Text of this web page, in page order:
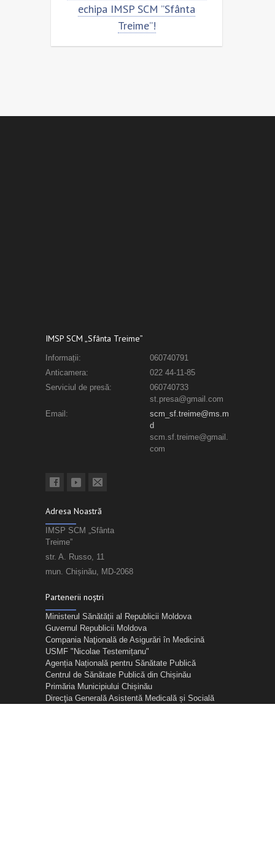
SCM ”Sfânta
IMSP SCM „Sfânta Treime”
Informații:
060740791
Anticamera:
022 44-11-85
Serviciul de presă:
060740733
st.presa@gmail.com
Email:
scm_sf.treime@ms.m
d
scm.sf.treime@gmail.
com
Adresa Noastră
IMSP SCM „Sfânta
Treime”
str. A. Russo, 11
mun. Chișinău, MD-2068
Partenerii noștri
Ministerul Sănătății al Republicii Moldova
Guvernul Republicii Moldova
Compania Naţională de Asigurări în Medicină
USMF "Nicolae Testemițanu"
Agenția Națională pentru Sănătate Publică
Centrul de Sănătate Publică din Chișinău
Primăria Municipiului Chișinău
Direcţia Generală Asistentă Medicală și Socială